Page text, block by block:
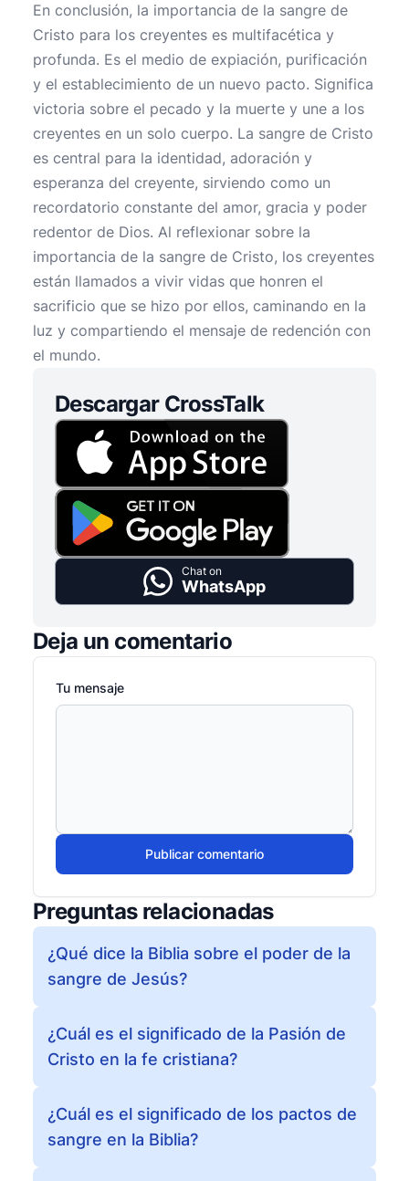
En conclusión, la importancia de la sangre de
Cristo para los creyentes es multifacética y
profunda. Es el medio de expiación, purificación
y el establecimiento de un nuevo pacto. Significa
victoria sobre el pecado y la muerte y une a los
creyentes en un solo cuerpo. La sangre de Cristo
es central para la identidad, adoración y
esperanza del creyente, sirviendo como un
recordatorio constante del amor, gracia y poder
redentor de Dios. Al reflexionar sobre la
importancia de la sangre de Cristo, los creyentes
están llamados a vivir vidas que honren el
sacrificio que se hizo por ellos, caminando en la
luz y compartiendo el mensaje de redención con
el mundo.
Descargar CrossTalk
Chat on
WhatsApp
Deja un comentario
Tu mensaje
Publicar comentario
Preguntas relacionadas
¿Qué dice la Biblia sobre el poder de la
sangre de Jesús?
¿Cuál es el significado de la Pasión de
Cristo en la fe cristiana?
¿Cuál es el significado de los pactos de
sangre en la Biblia?